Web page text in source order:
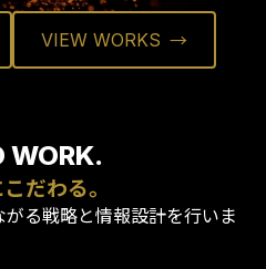
VIEW WORKS
WORK.
だわる。
る戦略と情報設計を行いま